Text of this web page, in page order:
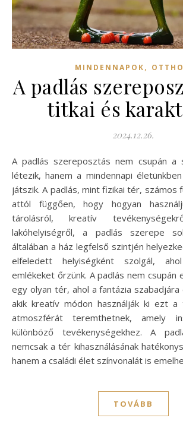
MINDENNAPOK,
A padlás
titkai és
2024.12.26.
A padlás szereposztás nem csupán a színház világában
létezik, hanem a mindennapi
játszik. A padlás, mint fizikai tér, számos
attól függően, hogy hogyan
tárolásról, kreatív
lakóhelyiségről, a padlás szerepe
általában a ház legfelső szintjén
elfeledett helyiségként szolgál,
emlékeket őrzünk. A padlás nem csupán
egy olyan tér, ahol a fantázia szabadjára
akik kreatív módon használják ki ezt a
atmoszférát teremthetnek, amely
különböző tevékenységekhez. A
nemcsak a tér kihasználásának
hanem a családi élet színvonalát is
TOVÁBB